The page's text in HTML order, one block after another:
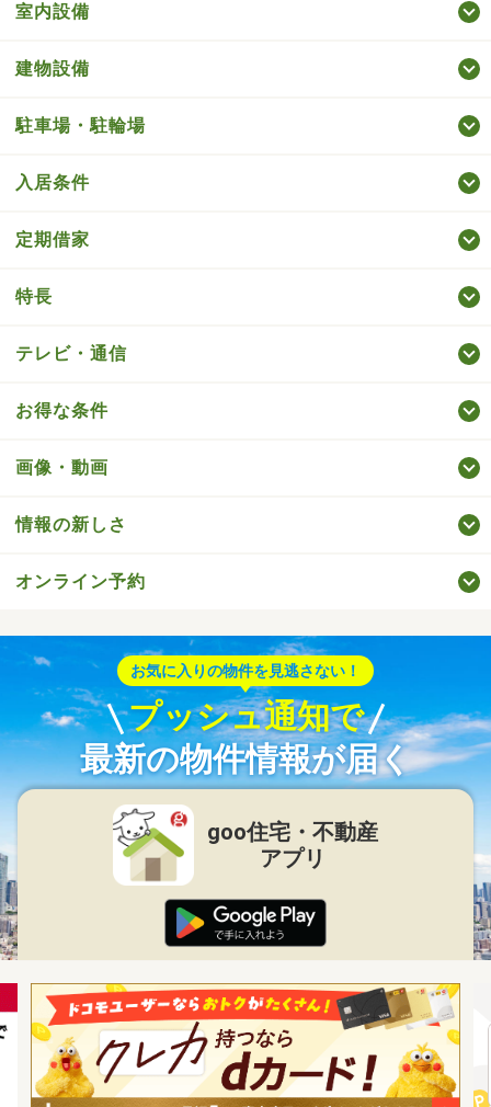
室内設備
建物設備
駐車場・駐輪場
入居条件
定期借家
特長
テレビ・通信
お得な条件
画像・動画
情報の新しさ
オンライン予約
お気に入りの物件を見逃さない！
プッシュ通知で
最新の物件情報が届く
goo住宅・不動産
アプリ